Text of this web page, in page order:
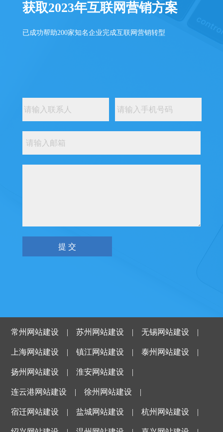
获取2023年互联网营销方案
已成功帮助200家知名企业完成互联网营销转型
常州网站建设 |苏州网站建设 |无锡网站建设 |
上海网站建设 |镇江网站建设 |泰州网站建设 |
扬州网站建设 |淮安网站建设 |
连云港网站建设 |徐州网站建设 |
宿迁网站建设 |盐城网站建设 |杭州网站建设 |